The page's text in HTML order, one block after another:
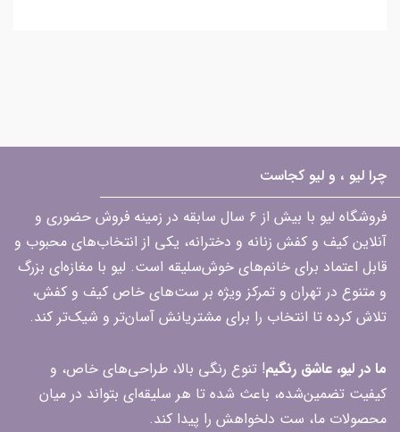
چرا لیو ، و لیو کجاست
فروشگاه لیو با بیش از ۶ سال سابقه در زمینه فروش حضوری و
آنلاین کیف و کفش زنانه و دخترانه، یکی از انتخاب‌های محبوب و
قابل اعتماد برای خانم‌های خوش‌سلیقه است. لیو با مغازه‌ای بزرگ
و متنوع در تهران و تمرکز ویژه بر ست‌های خاص کیف و کفش،
تلاش کرده تا انتخاب را برای مشتریانش آسان‌تر و شیک‌تر کند.
ما در لیو، عاشق رنگیم! تنوع رنگی بالا، طراحی‌های خاص، و
کیفیت تضمین‌شده، باعث شده تا هر سلیقه‌ای بتواند در میان
محصولات ما، ست دلخواهش را پیدا کند.